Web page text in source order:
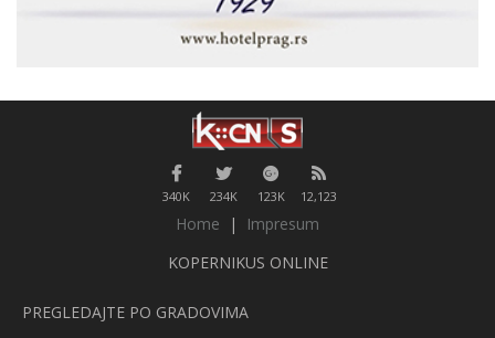
340K 234K 123K 12,123
Home |
Impresum
KOPERNIKUS ONLINE
PREGLEDAJTE PO GRADOVIMA